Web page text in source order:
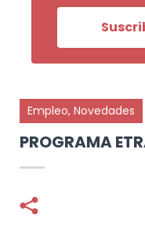
Empleo, Novedades
PROGRAMA